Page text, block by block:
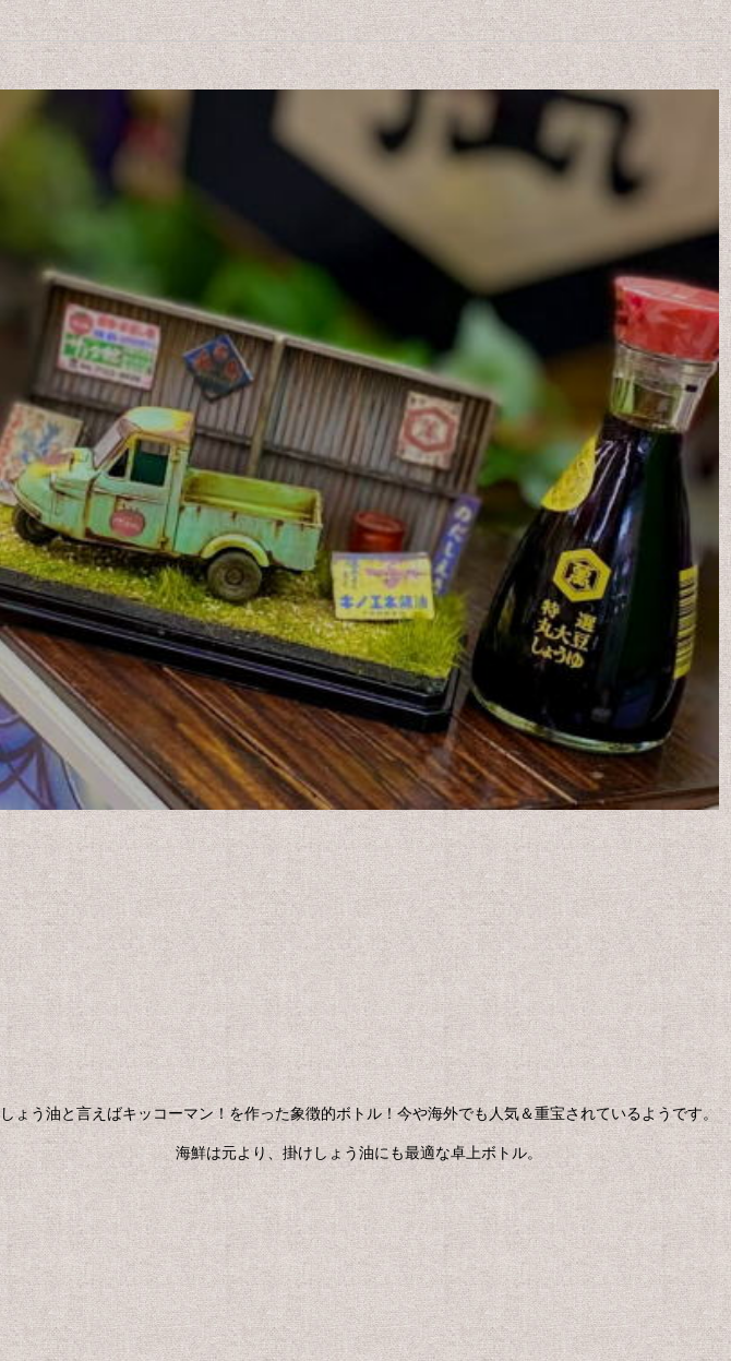
しょう油と言えばキッコーマン！を作った象徴的ボトル！今や海外でも人気＆重宝されているようです。
海鮮は元より、掛けしょう油にも最適な卓上ボトル。